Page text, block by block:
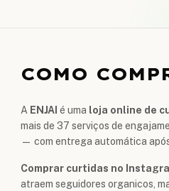
COMO
A ENJAI é uma loja online de
mais de 37 serviços de
— com entrega automática
Comprar curtidas no
atraem seguidores organicos,